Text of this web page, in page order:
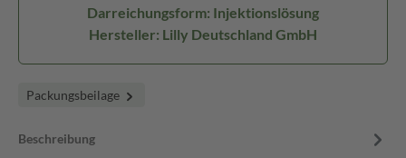
Darreichungsform: Injektionslösung
Hersteller: Lilly Deutschland GmbH
Packungsbeilage
Beschreibung